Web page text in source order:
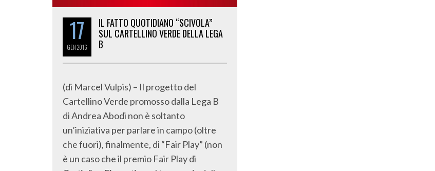
17
GEN2016
IL FATTO QUOTIDIANO “SCIVOLA”
SUL CARTELLINO VERDE DELLA LEGA
B
(di Marcel Vulpis) – Il progetto del
Cartellino Verde promosso dalla Lega B
di Andrea Abodi non è soltanto
un’iniziativa per parlare in campo (oltre
che fuori), finalmente, di “Fair Play” (non
è un caso che il premio Fair Play di